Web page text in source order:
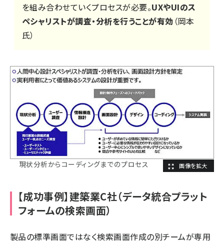
を組み合わせていくプロセスが必要。UXやUIのス
ペシャリストが調査・分析を行うことが有効 （岡本
氏）
現状分析からコーディングまでのプロセス
【成功事例】建築業C社（データ統合プラット
フォームの検索画面）
製品の標準画面ではなく検索画面作成の別チームが専用